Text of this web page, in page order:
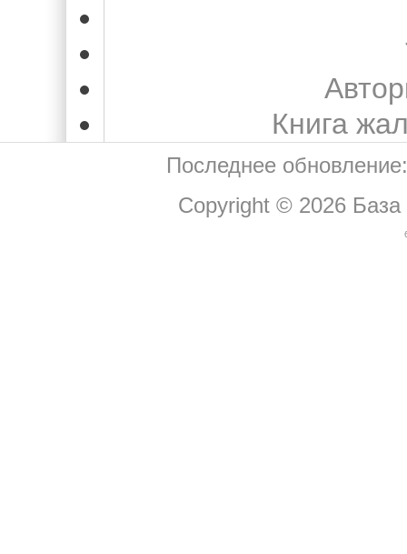
Книга
Последнее
Copyright © 2026 База